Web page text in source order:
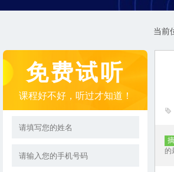
当前
免费试听
课程好不好，听过才知道！
的